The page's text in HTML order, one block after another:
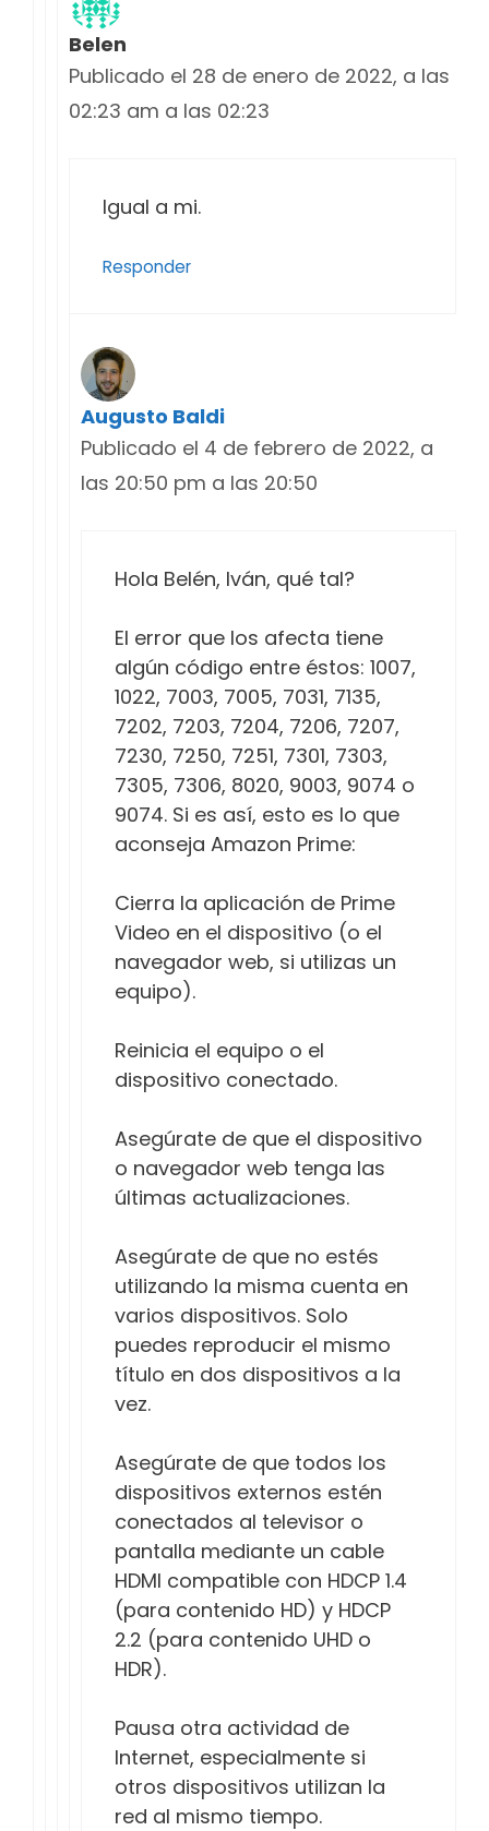
Belen
Publicado el 28 de enero de 2022, a las
02:23 am a las 02:23
Igual a mi.
Responder
Augusto Baldi
Publicado el 4 de febrero de 2022, a
las 20:50 pm a las 20:50
Hola Belén, Iván, qué tal?
El error que los afecta tiene
algún código entre éstos: 1007,
1022, 7003, 7005, 7031, 7135,
7202, 7203, 7204, 7206, 7207,
7230, 7250, 7251, 7301, 7303,
7305, 7306, 8020, 9003, 9074 o
9074. Si es así, esto es lo que
aconseja Amazon Prime:
Cierra la aplicación de Prime
Video en el dispositivo (o el
navegador web, si utilizas un
equipo).
Reinicia el equipo o el
dispositivo conectado.
Asegúrate de que el dispositivo
o navegador web tenga las
últimas actualizaciones.
Asegúrate de que no estés
utilizando la misma cuenta en
varios dispositivos. Solo
puedes reproducir el mismo
título en dos dispositivos a la
vez.
Asegúrate de que todos los
dispositivos externos estén
conectados al televisor o
pantalla mediante un cable
HDMI compatible con HDCP 1.4
(para contenido HD) y HDCP
2.2 (para contenido UHD o
HDR).
Pausa otra actividad de
Internet, especialmente si
otros dispositivos utilizan la
red al mismo tiempo.